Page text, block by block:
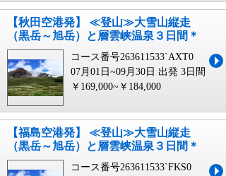
【秋田空港発】 ≪登山≫大雪山縦走
（黒岳～旭岳）と層雲峡温泉３日間＊
コース番号263611533`AXT0
07月01日~09月30日 出発 3日間
￥169,000~￥184,000
【福島空港発】 ≪登山≫大雪山縦走
（黒岳～旭岳）と層雲峡温泉３日間＊
コース番号263611533`FKS0